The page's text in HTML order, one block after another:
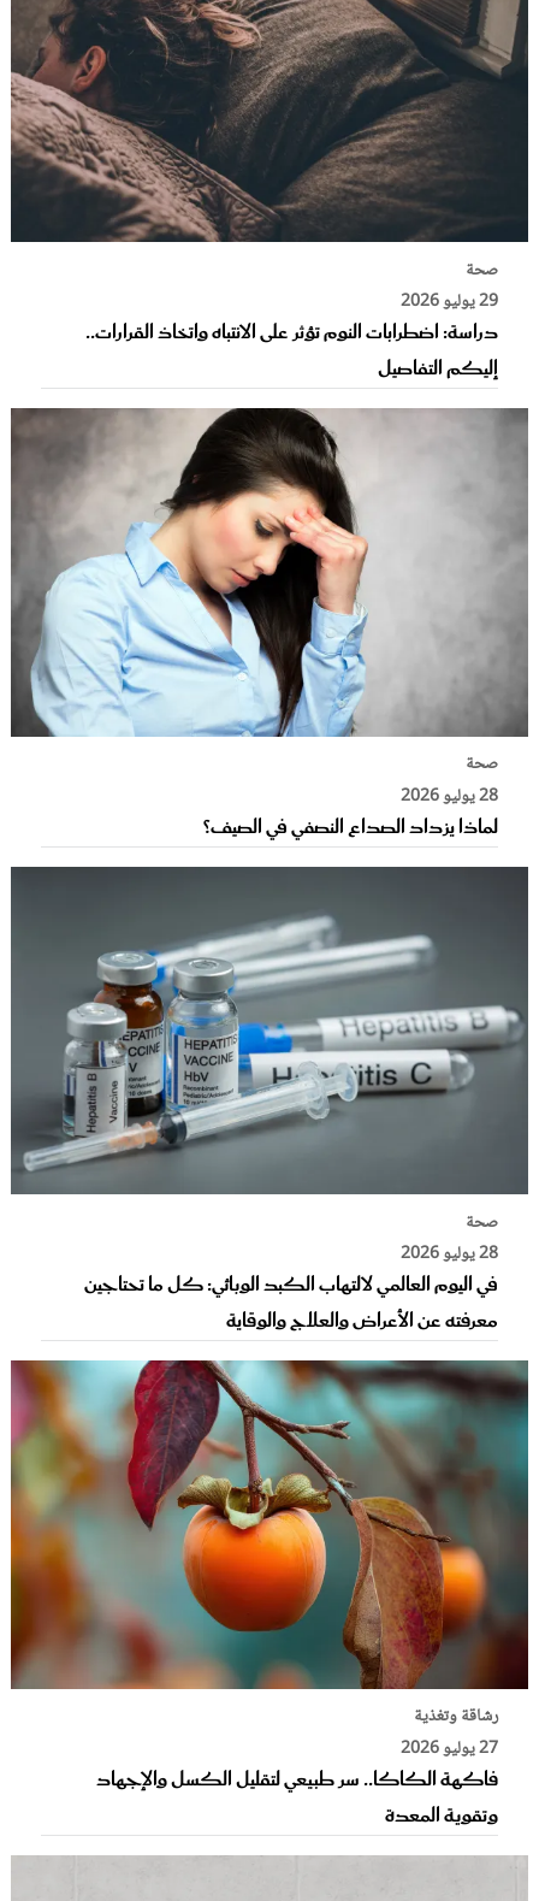
صحة
29 يوليو 2026
دراسة: اضطرابات النوم تؤثر على الانتباه واتخاذ القرارات..
إليكم التفاصيل
صحة
28 يوليو 2026
لماذا يزداد الصداع النصفي في الصيف؟
صحة
28 يوليو 2026
في اليوم العالمي لالتهاب الكبد الوبائي: كل ما تحتاجين
معرفته عن الأعراض والعلاج والوقاية
رشاقة وتغذية
27 يوليو 2026
فاكهة الكاكا.. سر طبيعي لتقليل الكسل والإجهاد
وتقوية المعدة